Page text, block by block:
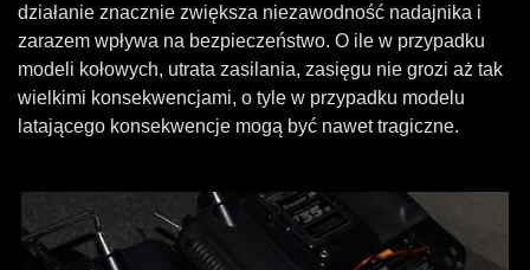
działanie znacznie zwiększa niezawodność nadajnika i
zarazem wpływa na bezpieczeństwo. O ile w przypadku
modeli kołowych, utrata zasilania, zasięgu nie grozi aż tak
wielkimi konsekwencjami, o tyle w przypadku modelu
latającego konsekwencje mogą być nawet tragiczne.